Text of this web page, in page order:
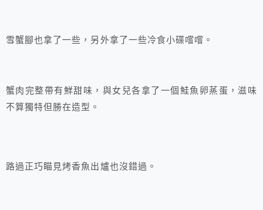
雪蟹腳也拿了一些，另外拿了一些冷食小碟嚐嚐。
蟹肉完整帶有鮮甜味，與女兒各拿了一個鮭魚卵蒸蛋，滋味
不算獨特但勝在造型。
路過正巧瞄見烤香魚出爐也沒錯過。